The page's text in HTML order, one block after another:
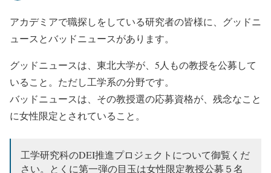
アカデミアで職探しをしている研究者の皆様に、グッドニ
ュースとバッドニュースがあります。
グッドニュースは、東北大学が、5人もの教授を公募して
いること。ただし工学系の分野です。
バッドニュースは、その教授選の応募資格が、残念なこと
に女性限定とされていること。
工学研究科のDEI推進プロジェクトについて御覧くだ
さい。とくに第一弾の目玉は女性限定教授公募５名